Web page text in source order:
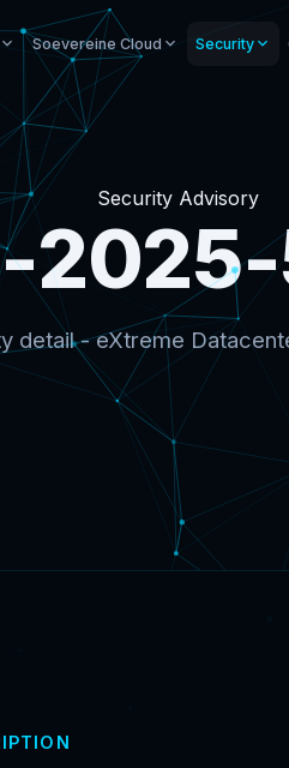
Soevereine Cloud Security
Security Advisory
detail - eXtreme